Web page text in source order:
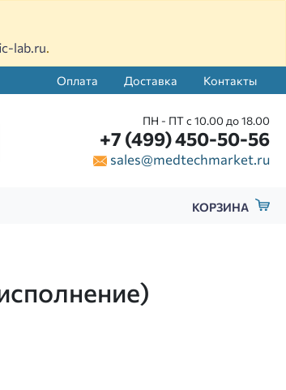
lab.ru.
Оплата Доставка Контакты
ПН - ПТ с 10.00 до 18.00
+7 (499) 450-50-56
sales@medtechmarket.ru
КОРЗИНА